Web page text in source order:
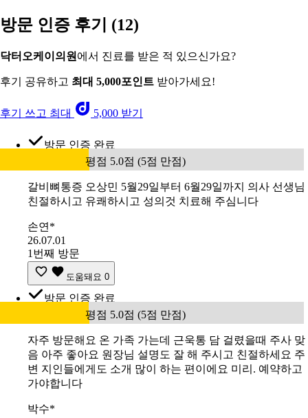
방문 인증 후기 (12)
닥터오케이의원 에서 진료를 받은 적 있으신가요?
후기 공유하고 최대 5,000포인트 받아가세요!
후기 쓰고 최대 5,000 받기
방문 인증 완료
평점 5.0점 (5점 만점)
갈비뼈통증 오상민 5월29일부터 6월29일까지 의사 선생님
친절하시고 유쾌하시고 성의것 치료해 주심니다
손연*
26.07.01
1번째 방문
도움돼요 0
방문 인증 완료
평점 5.0점 (5점 만점)
자주 방문해요 온 가족 가는데 근욱통 담 걸렸을때 주사 맞
음 아주 좋아요 원장님 설명도 잘 해 주시고 친절하세요 주
변 지인들에게도 소개 많이 하는 편이에요 미리. 예약하고
가야합니다
박수*